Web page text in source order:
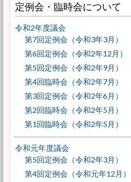
定例会・臨時会について
令和2年度議会
第7回定例会（令和3年3月）
第6回定例会（令和2年12月）
第5回定例会（令和2年9月）
第4回臨時会（令和2年7月）
第3回定例会（令和2年6月）
第2回臨時会（令和2年5月）
第1回臨時会（令和2年5月）
令和元年度議会
第5回定例会（令和2年3月）
第4回定例会（令和元年12月）